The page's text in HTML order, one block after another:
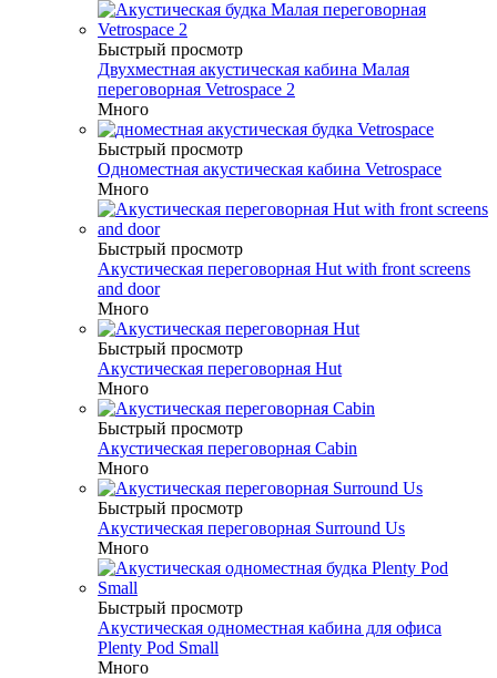
Быстрый просмотр
Двухместная акустическая кабина Малая
переговорная Vetrospace 2
Много
Быстрый просмотр
Одноместная акустическая кабина Vetrospace
Много
Быстрый просмотр
Акустическая переговорная Hut with front screens
and door
Много
Быстрый просмотр
Акустическая переговорная Hut
Много
Быстрый просмотр
Акустическая переговорная Cabin
Много
Быстрый просмотр
Акустическая переговорная Surround Us
Много
Быстрый просмотр
Акустическая одноместная кабина для офиса
Plenty Pod Small
Много